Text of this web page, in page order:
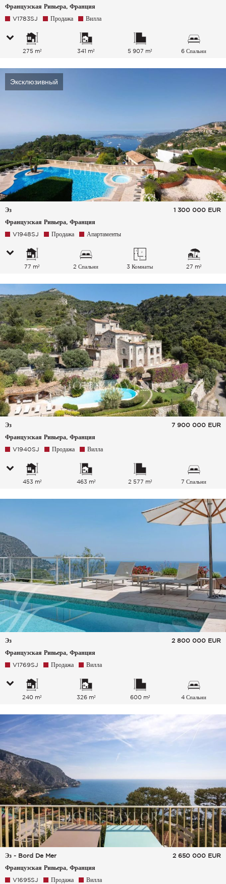
Французская Ривьера, Франция
V1783SJ
Продажа Вилла
275 m² 341 m² 5 907 m² 6 Спальни
Эксклюзивный
Эз
Французская Ривьера, Франция
1 300 000 EUR
V1948SJ Продажа Апартаменты
77 m² 2 Спальни 3 Комнаты 27 m²
Эз
Французская Ривьера, Франция
7 900 000 EUR
V1940SJ Продажа Вилла
453 m² 463 m² 2 577 m² 7 Спальни
Эз
Французская Ривьера, Франция
2 800 000 EUR
V1769SJ Продажа Вилла
240 m² 326 m² 600 m² 4 Спальни
Эз - Bord De Mer
Французская Ривьера, Франция
2 650 000 EUR
V1695SJ Продажа Вилла